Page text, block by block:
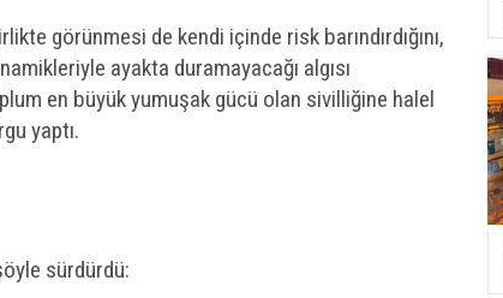
görünmesi de kendi içinde risk barındırdığını,
ayakta duramayacağı algısı
en büyük yumuşak gücü olan sivilliğine halel
yaptı.
sürdürdü: